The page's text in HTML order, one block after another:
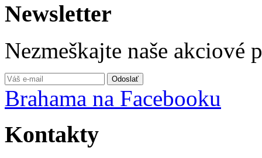
Newsletter
Nezmeškajte naše akciové
Brahama na Facebooku
Kontakty